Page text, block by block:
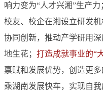
响力变为“人才兴湘”生产力
校友、校企在湘设立研发
协同创新，推动产学研用
地生花； 打造成就事业的“
禀赋和发展优势，创造更
乘湖南发展快车，实现自